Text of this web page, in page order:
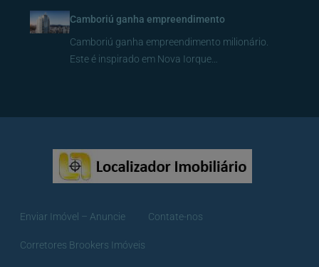
Camboriú ganha empreendimento
Camboriú ganha empreendimento milionário.
Este é inspirado em Nova Iorque…
Enviar Imóvel – Anuncie Contate-nos
Corretores Brookers Imóveis